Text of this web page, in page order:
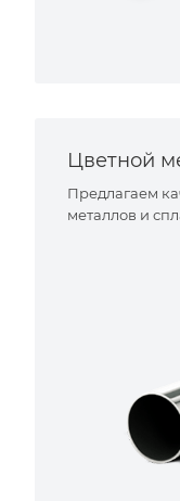
Цветной
Предлагаем
металлов и